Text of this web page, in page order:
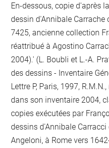
En-dessous, copie d'après
dessin d'Annibale Carrache
7425, ancienne collection
réattribué à Agostino
2004).' (L. Boubli et L.-A.
des dessins - Inventaire
Lettre P, Paris, 1997,
dans son inventaire 2004,
copies exécutées par
dessins d'Annibale
Angeloni, à Rome vers